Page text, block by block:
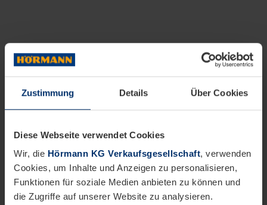
Zustimmung Details Über Cookies
Diese Webseite verwendet Cookies
Wir, die Hörmann KG Verkaufsgesellschaft, verwenden
Cookies, um Inhalte und Anzeigen zu personalisieren,
Funktionen für soziale Medien anbieten zu können und
die Zugriffe auf unserer Website zu analysieren.